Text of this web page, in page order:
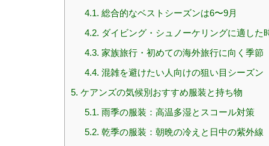
4.1. 総合的なベストシーズンは6〜9月
4.2. ダイビング・シュノーケリングに適した
4.3. 家族旅行・初めての海外旅行に向く季節
4.4. 混雑を避けたい人向けの狙い目シーズン
5. ケアンズの気候別おすすめ服装と持ち物
5.1. 雨季の服装：高温多湿とスコール対策
5.2. 乾季の服装：朝晩の冷えと日中の紫外線